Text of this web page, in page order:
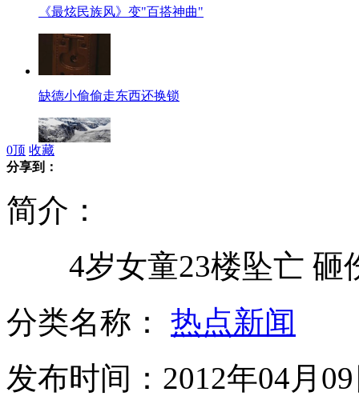
《最炫民族风》变"百搭神曲"
缺德小偷偷走东西还换锁
林书豪重现赛场 但只能直线慢跑
0顶 收藏
分享到：
简介：
4岁女童23楼坠亡 砸
分类名称： 热点新闻
发布时间：2012年04月